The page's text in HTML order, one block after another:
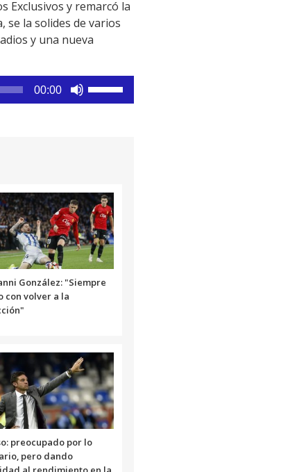
Exclusivos y remarcó la
se la solides de varios
y una nueva
00:00
aumentar
o
disminuir
el
volumen.
González: "Siempre
con volver a la
preocupado por lo
pero dando